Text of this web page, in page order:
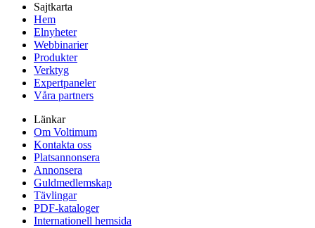
Sajtkarta
Hem
Elnyheter
Webbinarier
Produkter
Verktyg
Expertpaneler
Våra partners
Länkar
Om Voltimum
Kontakta oss
Platsannonsera
Annonsera
Guldmedlemskap
Tävlingar
PDF-kataloger
Internationell hemsida